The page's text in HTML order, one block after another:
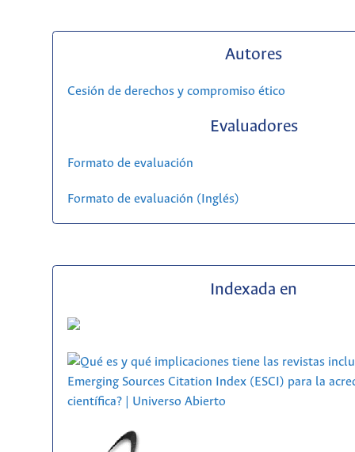
Autores
Cesión de derechos y compromiso ético
Evaluadores
Formato de evaluación
Formato de evaluación (Inglés)
Indexada en